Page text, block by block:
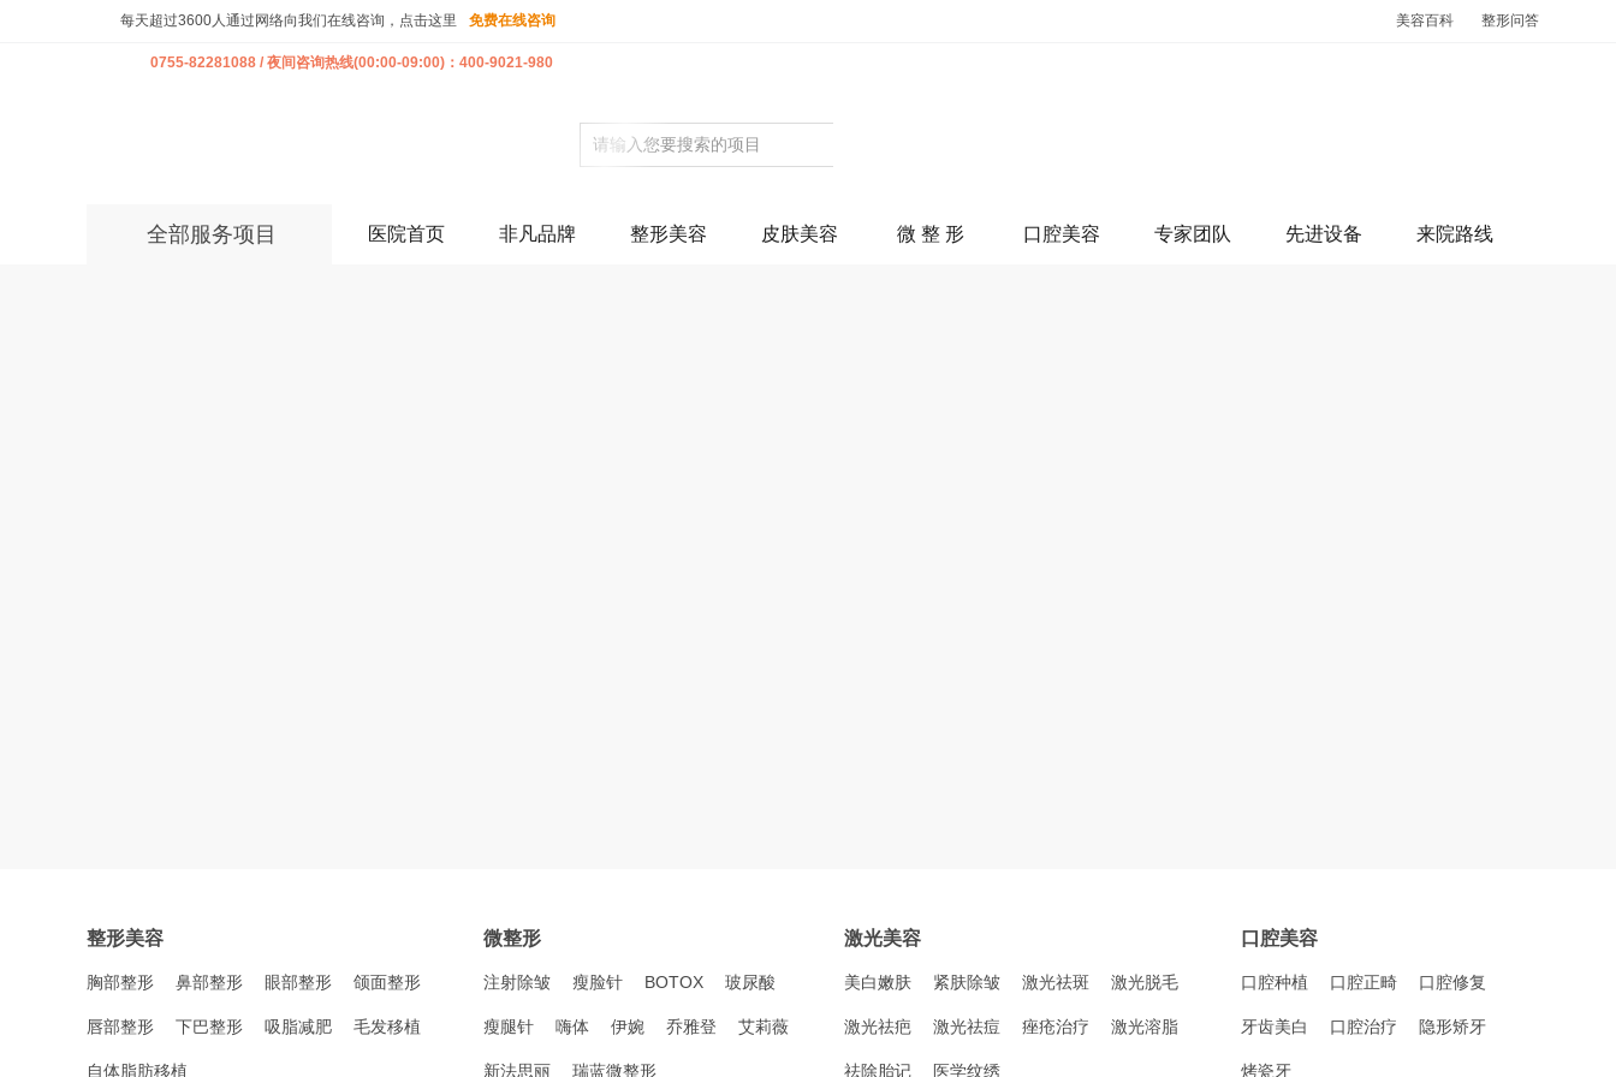
每天超过3600人通过网络向我们在线咨询，点击这里 免费在线咨询
0755-82281088 / 夜间咨询热线(00:00-09:00)：400-9021-980
美容百科 整形问答
全部服务项目 医院首页 非凡品牌 整形美容 皮肤美容 微 整 形 口腔美容 专家团队 先进设备 来院路线
整形美容
胸部整形 鼻部整形 眼部整形 颌面整形
唇部整形 下巴整形 吸脂减肥 毛发移植
自体脂肪移植
微整形
注射除皱 瘦脸针 BOTOX 玻尿酸
瘦腿针 嗨体 伊婉 乔雅登 艾莉薇
新法思丽 瑞蓝微整形
激光美容
美白嫩肤 紧肤除皱 激光祛斑 激光脱毛
激光祛疤 激光祛痘 痤疮治疗 激光溶脂
祛除胎记 医学纹绣
口腔美容
口腔种植 口腔正畸 口腔修复
牙齿美白 口腔治疗 隐形矫牙
烤瓷牙